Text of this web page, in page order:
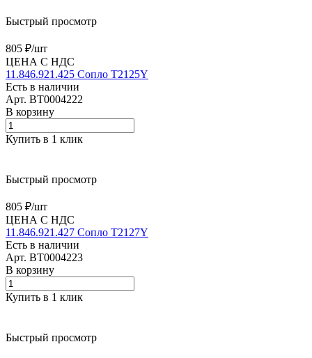
Быстрый просмотр
805 ₽/шт
ЦЕНА С НДС
11.846.921.425 Сопло T2125Y
Есть в наличии
Арт. BT0004222
В корзину
Купить в 1 клик
Быстрый просмотр
805 ₽/шт
ЦЕНА С НДС
11.846.921.427 Сопло T2127Y
Есть в наличии
Арт. BT0004223
В корзину
Купить в 1 клик
Быстрый просмотр